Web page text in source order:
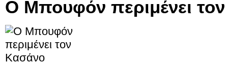
Ο Μπουφόν περιμένει